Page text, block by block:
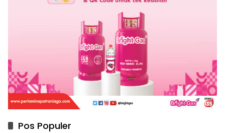
Pos Populer